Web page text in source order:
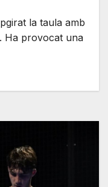
la taula amb
Ha provocat una